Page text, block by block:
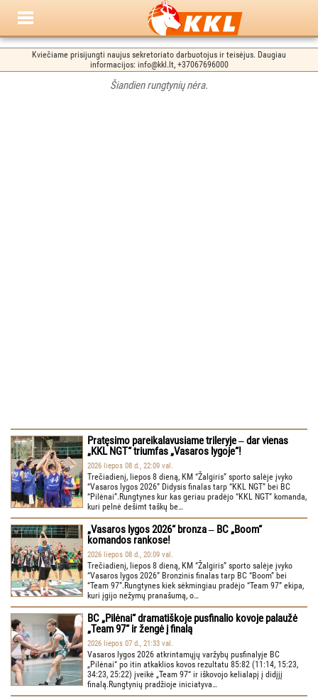
Kviečiame prisijungti naujus sekretoriato darbuotojus ir teisėjus. Daugiau
informacijos: info@kkl.lt, +37067696000
Šiandien rungtynių nėra.
Pratęsimo pareikalavusiame trileryje ‒ dar vienas
„KKL NGT“ triumfas „Vasaros lygoje“!
2026 liepos 08 d., 22:09 val.
Trečiadienį, liepos 8 dieną, KM “Žalgiris” sporto salėje įvyko
“Vasaros lygos 2026” Didysis finalas tarp “KKL NGT” bei BC
“Pilėnai”.Rungtynes kur kas geriau pradėjo “KKL NGT” komanda,
kuri pelnė dešimt taškų be…
„Vasaros lygos 2026“ bronza ‒ BC „Boom“
komandos rankose!
2026 liepos 08 d., 20:09 val.
Trečiadienį, liepos 8 dieną, KM “Žalgiris” sporto salėje įvyko
“Vasaros lygos 2026” Bronzinis finalas tarp BC “Boom” bei
“Team 97”.Rungtynes kiek sėkmingiau pradėjo “Team 97” ekipa,
kuri įgijo nežymų pranašumą, o…
BC „Pilėnai“ dramatiškoje pusfinalio kovoje palaužė
„Team 97“ ir žengė į finalą
2026 liepos 07 d., 21:33 val.
Vasaros lygos 2026 atkrintamųjų varžybų pusfinalyje BC
„Pilėnai“ po itin atkaklios kovos rezultatu 85:82 (11:14, 15:23,
34:23, 25:22) įveikė „Team 97“ ir iškovojo kelialapį į didįjį
finalą.Rungtynių pradžioje iniciatyva…